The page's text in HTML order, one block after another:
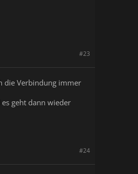
#23
die Verbindung immer
geht dann wieder
#24